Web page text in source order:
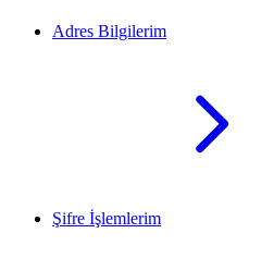
Adres Bilgilerim
Şifre İşlemlerim